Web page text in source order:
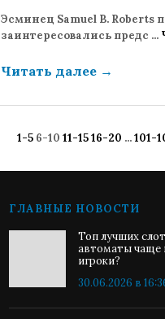
Эсминец Samuel B. Roberts
заинтересовались предс ...
Читать далее →
1-5 6-10 11-1516-20 ...101-
ГЛАВНЫЕ НОВОСТИ
Топ лучших
автоматы чаще
игроки?
30.06.2026 в